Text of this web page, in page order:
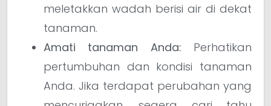
meletakkan wadah berisi air di dekat
tanaman.
Amati tanaman Anda: Perhatikan
pertumbuhan dan kondisi tanaman
Anda. Jika terdapat perubahan yang